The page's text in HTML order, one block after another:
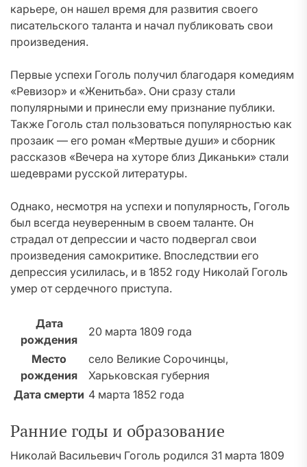
карьере, он нашел время для развития своего
писательского таланта и начал публиковать свои
произведения.
Первые успехи Гоголь получил благодаря комедиям
«Ревизор» и «Женитьба». Они сразу стали
популярными и принесли ему признание публики.
Также Гоголь стал пользоваться популярностью как
прозаик — его роман «Мертвые души» и сборник
рассказов «Вечера на хуторе близ Диканьки» стали
шедеврами русской литературы.
Однако, несмотря на успехи и популярность, Гоголь
был всегда неуверенным в своем таланте. Он
страдал от депрессии и часто подвергал свои
произведения самокритике. Впоследствии его
депрессия усилилась, и в 1852 году Николай Гоголь
умер от сердечного приступа.
Дата
рождения
20 марта 1809 года
Место
рождения
село Великие Сорочинцы,
Харьковская губерния
Дата смерти 4 марта 1852 года
Ранние годы и образование
Николай Васильевич Гоголь родился 31 марта 1809